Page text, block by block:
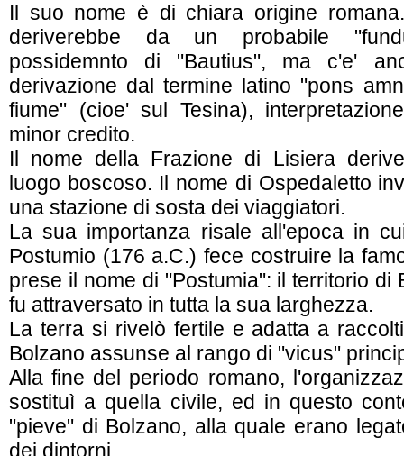
Il suo nome è di chiara origine
deriverebbe da un probabile
possidemnto di "Bautius", ma c'e'
derivazione dal termine latino "pons
fiume" (cioe' sul Tesina),
minor credito.
Il nome della Frazione di Lisiera
luogo boscoso. Il nome di Ospedaletto
una stazione di sosta dei viaggiatori.
La sua importanza risale all'epoca in
Postumio (176 a.C.) fece costruire la
prese il nome di "Postumia": il territorio di
fu attraversato in tutta la sua larghezza.
La terra si rivelò fertile e adatta a
Bolzano assunse al rango di "vicus"
Alla fine del periodo romano,
sostituì a quella civile, ed in questo
"pieve" di Bolzano, alla quale erano
dei dintorni.